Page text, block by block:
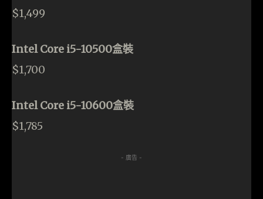
$1,499
Intel Core i5-10500盒裝
$1,700
Intel Core i5-10600盒裝
$1,785
- 廣告 -